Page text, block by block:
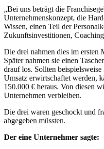
„Bei uns beträgt die
Unternehmenskonzept, die
Wissen, einen Teil der
Zukunftsinvestitionen,
Die drei nahmen dies im ersten
Später nahmen sie einen
drauf los. Sollten
Umsatz erwirtschaftet werden,
150.000 € heraus. Von diesen
Unternehmen verbleiben.
Die drei waren geschockt und
abgegeben müssten.
Der eine Unternehmer sagte: